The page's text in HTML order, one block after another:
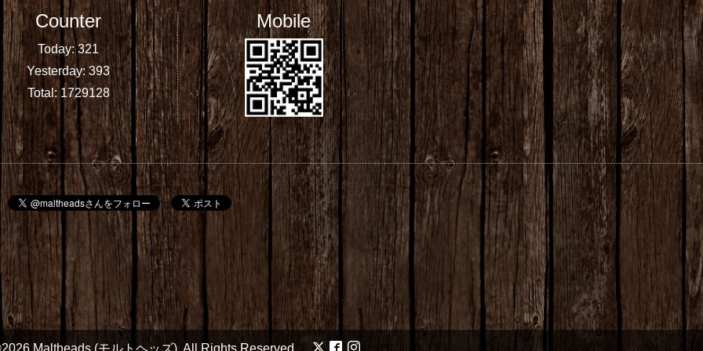
Counter
Today:321
Yesterday:393
Total:1729128
Mobile